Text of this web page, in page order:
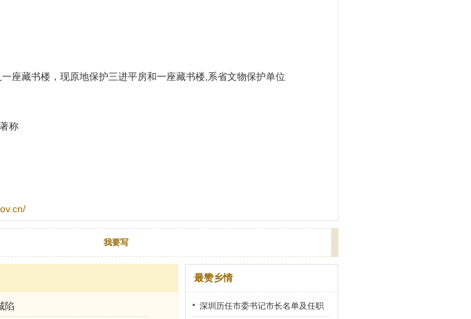
藏书楼，现原地保护三进平房和一座藏书楼,系省文物保护单位
称
我要写
陷
最赞乡情
深圳历任市委书记市长名单及任职